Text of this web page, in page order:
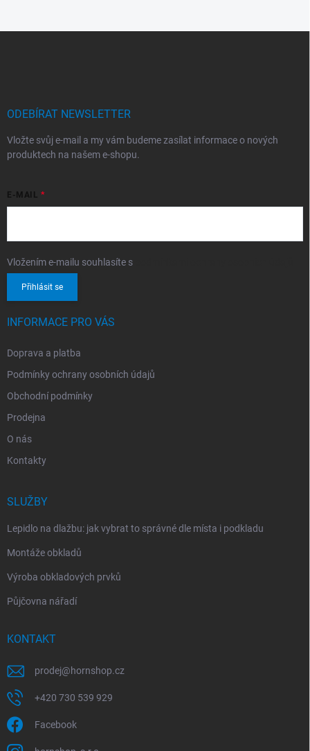
ODEBÍRAT NEWSLETTER
Vložte svůj e-mail a my vám budeme zasílat informace o nových
produktech na našem e-shopu.
E-MAIL
Vložením e-mailu souhlasíte s
Přihlásit se
INFORMACE PRO VÁS
Doprava a platba
Podmínky ochrany osobních údajů
Obchodní podmínky
Prodejna
O nás
Kontakty
SLUŽBY
Lepidlo na dlažbu: jak vybrat to správné dle místa i podkladu
Montáže obkladů
Výroba obkladových prvků
Půjčovna nářadí
KONTAKT
prodej@hornshop.cz
+420 730 539 929
Facebook